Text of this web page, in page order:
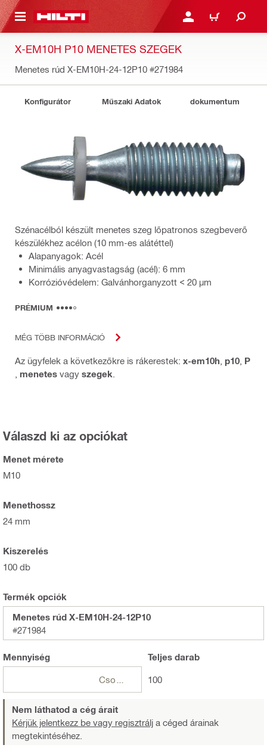
TARTALOMRA BEJELENTKEZÉS VAGY
KOSÁR
X-EM10H P10 MENETES SZEGEK
Menetes rúd X-EM10H-24-12P10 #271984
Konfigurátor Műszaki Adatok dokumentum
Szénacélból készült menetes szeg lőpatronos szegbeverő
készülékhez acélon (10 mm-es alátéttel)
Alapanyagok: Acél
Minimális anyagvastagság (acél): 6 mm
Korrózióvédelem: Galvánhorganyzott < 20 µm
PRÉMIUM
MÉG TÖBB INFORMÁCIÓ
Az ügyfelek a következőkre is rákerestek: x-em10h p10 P
menetes vagy szegek
Válaszd ki az opciókat
Menet mérete
M10
Menethossz
24 mm
Kiszerelés
100 db
Termék opciók
Menetes rúd X-EM10H-24-12P10
#271984
Mennyiség Teljesdarab
100
Nem láthatod a cég árait
Kérjük jelentkezz be vagy regisztrálj a céged árainak
megtekintéséhez.